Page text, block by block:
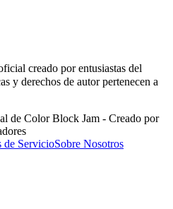
creado por entusiastas del
y derechos de autor pertenecen a
de Color Block Jam - Creado por
de ServicioSobre Nosotros